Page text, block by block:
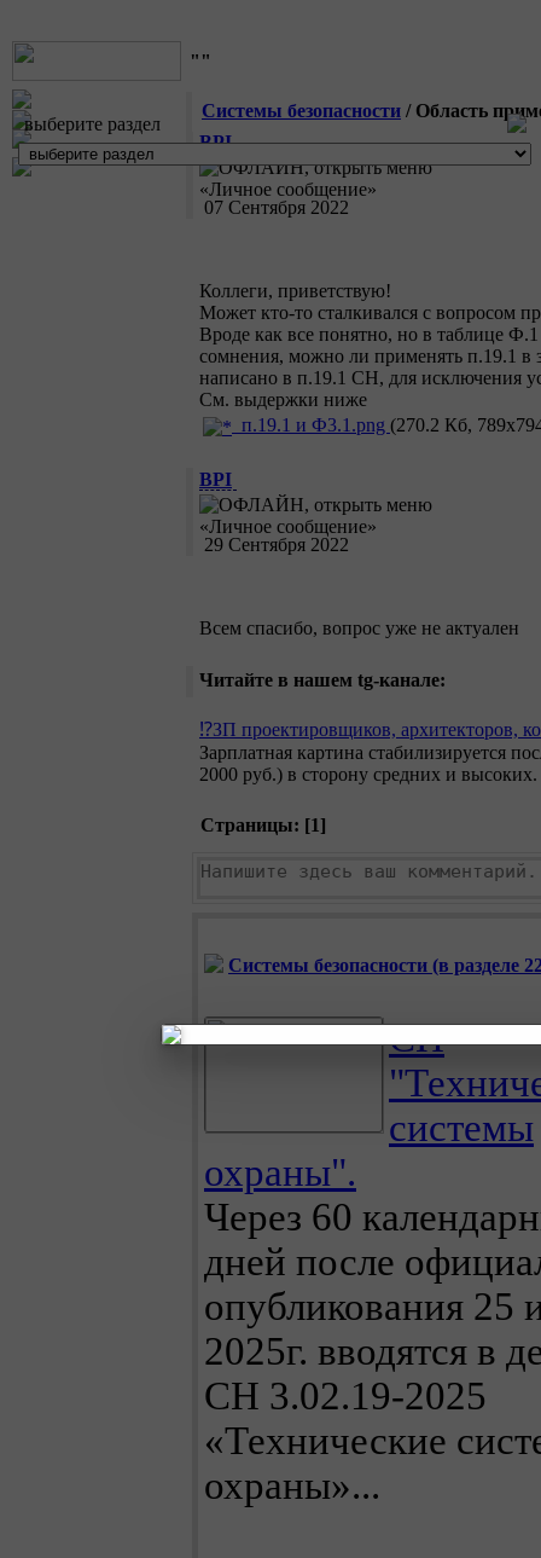
выберите раздел
""
Системы безопасности / Область
BPI
07 Сентября 2022
Коллеги, приветствую!
Может кто-то сталкивался с вопросом
Вроде как все понятно, но в таблице
сомнения, можно ли применять п.19.1 в
написано в п.19.1 СН, для исключения
См. выдержки ниже
п.19.1 и Ф3.1.png (270.2 Кб,
BPI
29 Сентября 2022
Всем спасибо, вопрос уже не актуален
Читайте в нашем tg-канале:
⁉️ЗП проектировщиков, архитекторов,
Зарплатная картина стабилизируется
2000 руб.) в сторону средних и высоких.
Страницы: [1]
Системы безопасности (в разделе
СН
системы
охраны".
Через 60
дней после
опубликования 25
2025г. вводятся в
СН 3.02.19-2025
«Технические
охраны»...